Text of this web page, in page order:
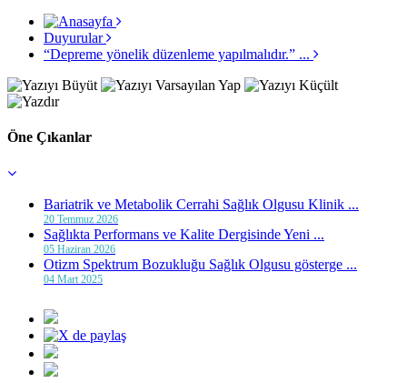
Duyurular
“Depreme yönelik düzenleme yapılmalıdır.” ...
Öne Çıkanlar
Bariatrik ve Metabolik Cerrahi Sağlık Olgusu Klinik ...
20 Temmuz 2026
Sağlıkta Performans ve Kalite Dergisinde Yeni ...
05 Haziran 2026
Otizm Spektrum Bozukluğu Sağlık Olgusu gösterge ...
04 Mart 2025